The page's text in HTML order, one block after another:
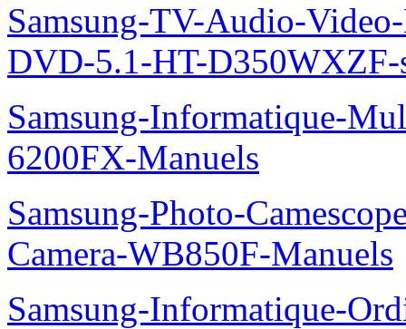
Samsung-TV-Audio-
DVD-5.1-HT-D350WXZF-
Samsung-Informatique-
6200FX-Manuels
Samsung-Photo-
Camera-WB850F-Manuels
Samsung-Informatique-